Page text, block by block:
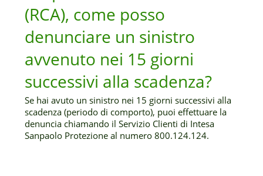
(RCA), come posso
denunciare un sinistro
avvenuto nei 15 giorni
successivi alla scadenza?
Se hai avuto un sinistro nei 15 giorni successivi alla
scadenza (periodo di comporto), puoi effettuare la
denuncia chiamando il Servizio Clienti di Intesa
Sanpaolo Protezione al numero 800.124.124.